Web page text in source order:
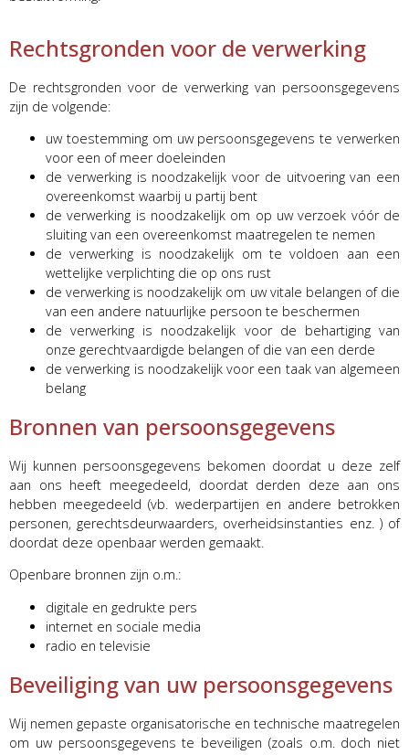
Rechtsgronden voor de verwerking
De rechtsgronden voor de verwerking van persoonsgegevens
zijn de volgende:
uw toestemming om uw persoonsgegevens te verwerken
voor een of meer doeleinden
de verwerking is noodzakelijk voor de uitvoering van een
overeenkomst waarbij u partij bent
de verwerking is noodzakelijk om op uw verzoek vóór de
sluiting van een overeenkomst maatregelen te nemen
de verwerking is noodzakelijk om te voldoen aan een
wettelijke verplichting die op ons rust
de verwerking is noodzakelijk om uw vitale belangen of die
van een andere natuurlijke persoon te beschermen
de verwerking is noodzakelijk voor de behartiging van
onze gerechtvaardigde belangen of die van een derde
de verwerking is noodzakelijk voor een taak van algemeen
belang
Bronnen van persoonsgegevens
Wij kunnen persoonsgegevens bekomen doordat u deze zelf
aan ons heeft meegedeeld, doordat derden deze aan ons
hebben meegedeeld (vb. wederpartijen en andere betrokken
personen, gerechtsdeurwaarders, overheidsinstanties enz. ) of
doordat deze openbaar werden gemaakt.
Openbare bronnen zijn o.m.:
digitale en gedrukte pers
internet en sociale media
radio en televisie
Beveiliging van uw persoonsgegevens
Wij nemen gepaste organisatorische en technische maatregelen
om uw persoonsgegevens te beveiligen (zoals o.m. doch niet